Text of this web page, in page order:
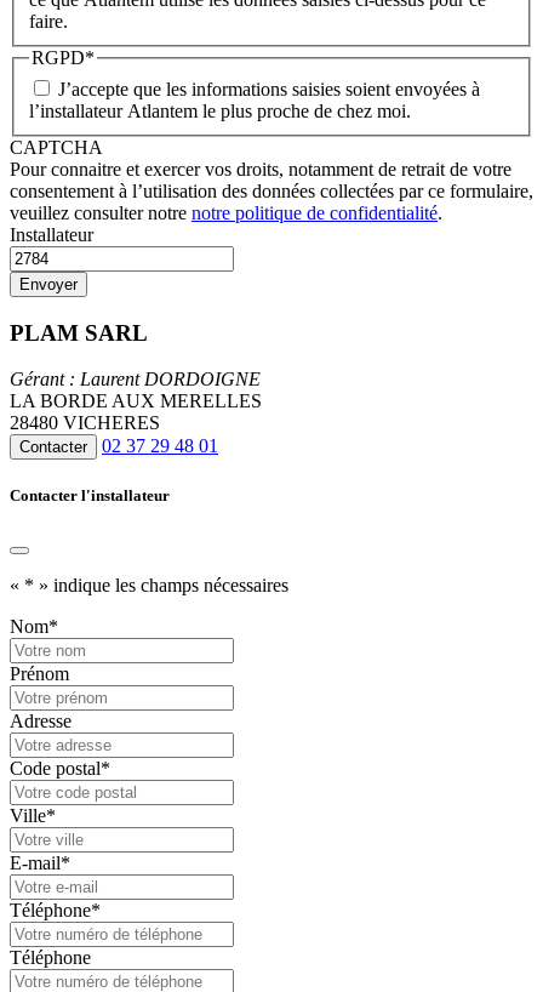
faire.
RGPD*
J’accepte que les informations saisies soient envoyées à
l’installateur Atlantem le plus proche de chez moi.
CAPTCHA
Pour connaitre et exercer vos droits, notamment de retrait de votre
consentement à l’utilisation des données collectées par ce formulaire,
veuillez consulter notre notre politique de confidentialité.
Installateur
PLAM SARL
Gérant : Laurent DORDOIGNE
LA BORDE AUX MERELLES
28480 VICHERES
Contacter 02 37 29 48 01
Contacter l'installateur
« * » indique les champs nécessaires
Nom*
Prénom
Adresse
Code postal*
Ville*
E-mail*
Téléphone*
Téléphone